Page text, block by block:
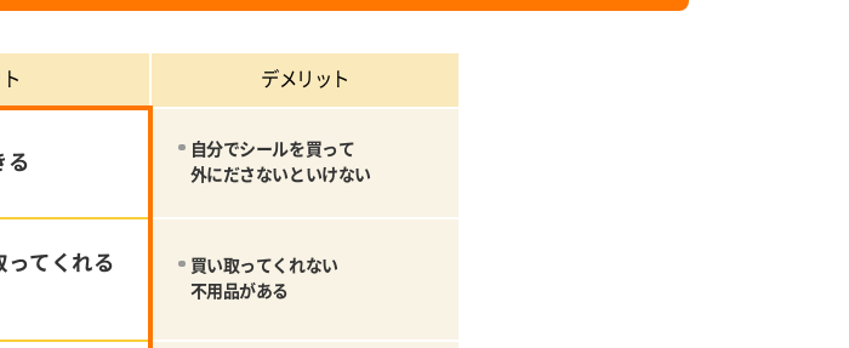
デメリット
る
自分でシールを買って
外にださないといけない
てくれる
買い取ってくれない
不用品がある